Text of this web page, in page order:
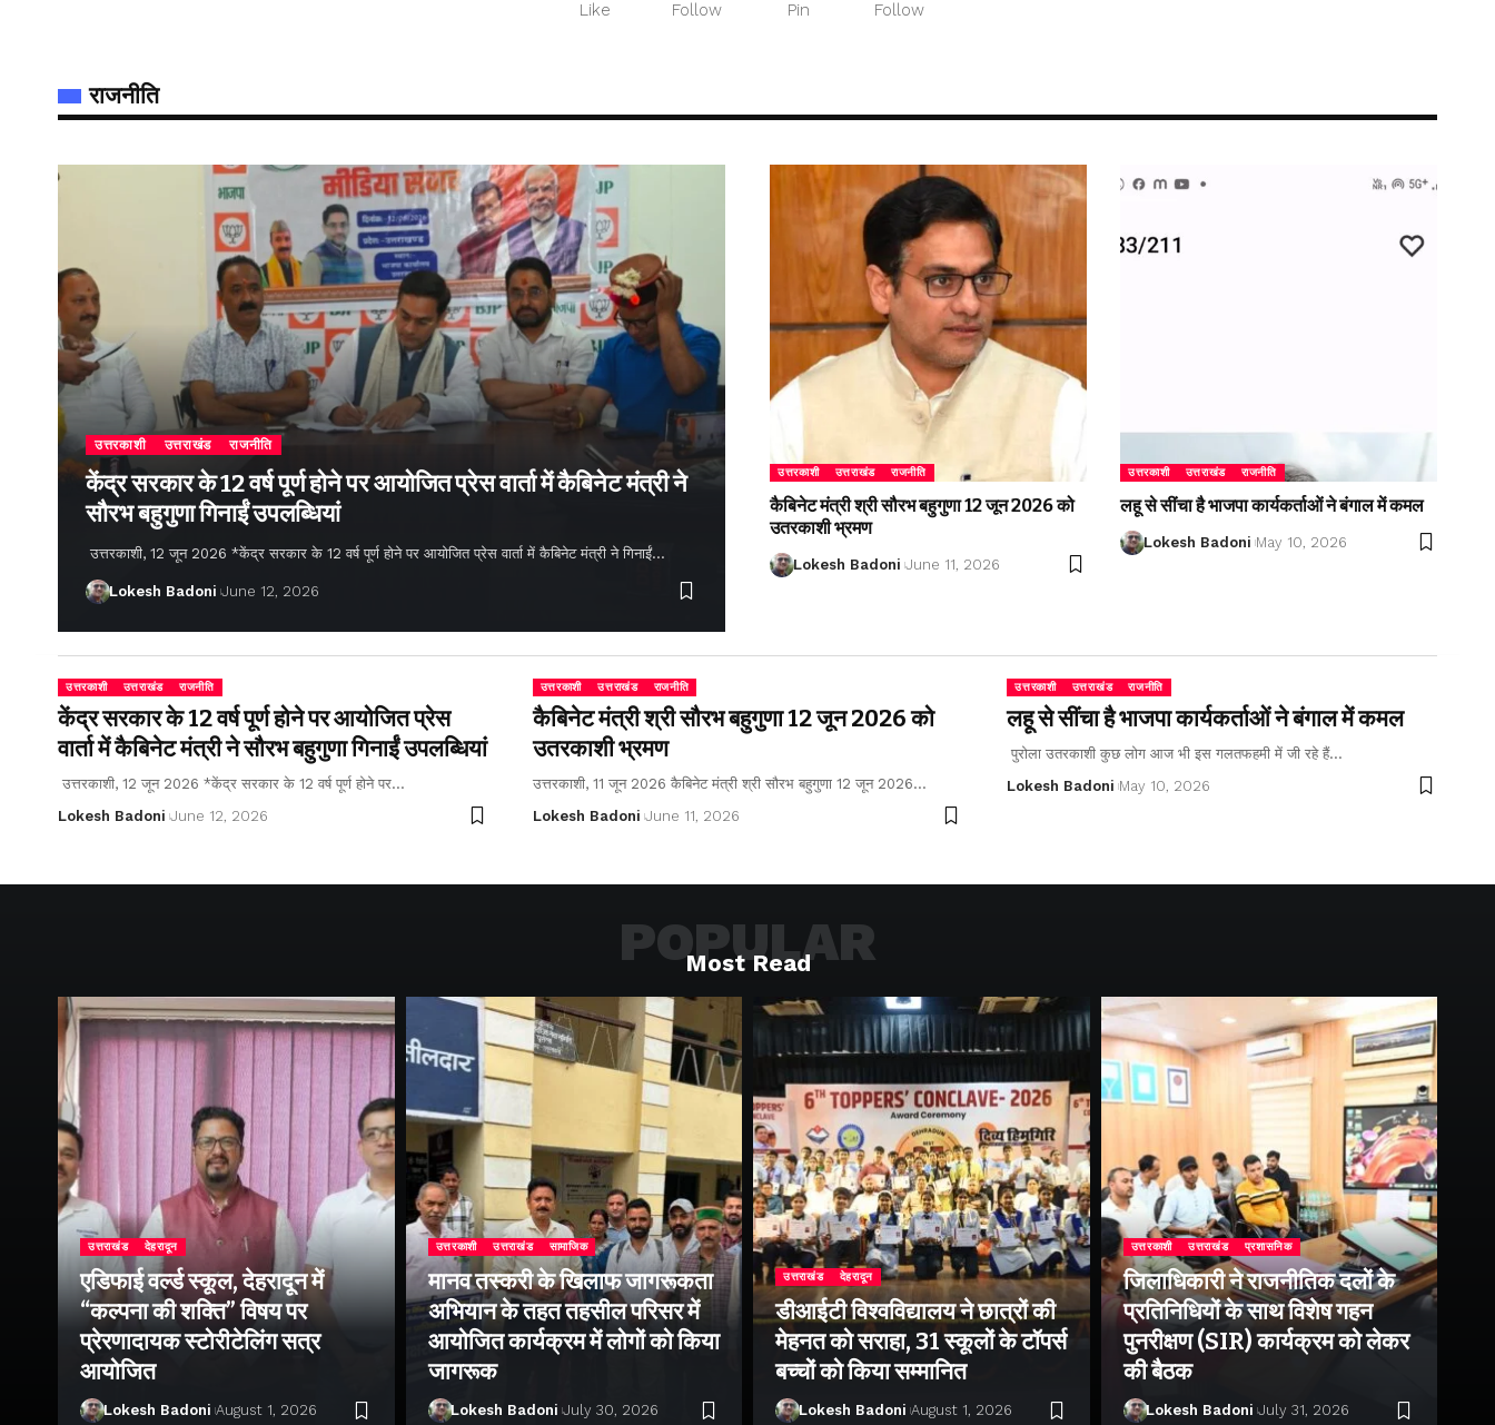
Like Follow Pin Follow
राजनीति
उत्तरकाशी उत्तराखंड राजनीति
केंद्र सरकार के 12 वर्ष पूर्ण होने पर आयोजित प्रेस वार्ता में कैबिनेट मंत्री ने
सौरभ बहुगुणा गिनाईं उपलब्धियां
उत्तरकाशी, 12 जून 2026 *केंद्र सरकार के 12 वर्ष पूर्ण होने पर आयोजित प्रेस वार्ता में कैबिनेट मंत्री ने गिनाईं…
Lokesh Badoni June 12, 2026
उत्तरकाशी उत्तराखंड राजनीति
कैबिनेट मंत्री श्री सौरभ बहुगुणा 12 जून 2026 को
उतरकाशी भ्रमण
Lokesh Badoni June 11, 2026
उत्तरकाशी उत्तराखंड राजनीति
लहू से सींचा है भाजपा कार्यकर्ताओं ने बंगाल में कमल
Lokesh Badoni May 10, 2026
उत्तरकाशी उत्तराखंड राजनीति
केंद्र सरकार के 12 वर्ष पूर्ण होने पर आयोजित प्रेस
वार्ता में कैबिनेट मंत्री ने सौरभ बहुगुणा गिनाईं उपलब्धियां
उत्तरकाशी, 12 जून 2026 *केंद्र सरकार के 12 वर्ष पूर्ण होने पर…
Lokesh Badoni June 12, 2026
उत्तरकाशी उत्तराखंड राजनीति
कैबिनेट मंत्री श्री सौरभ बहुगुणा 12 जून 2026 को
उतरकाशी भ्रमण
उत्तरकाशी, 11 जून 2026 कैबिनेट मंत्री श्री सौरभ बहुगुणा 12 जून 2026…
Lokesh Badoni June 11, 2026
उत्तरकाशी उत्तराखंड राजनीति
लहू से सींचा है भाजपा कार्यकर्ताओं ने बंगाल में कमल
पुरोला उतरकाशी कुछ लोग आज भी इस गलतफहमी में जी रहे हैं…
Lokesh Badoni May 10, 2026
Most Read
POPULAR
उत्तराखंड देहरादून
एडिफाई वर्ल्ड स्कूल, देहरादून में
“कल्पना की शक्ति” विषय पर
प्रेरणादायक स्टोरीटेलिंग सत्र
आयोजित
Lokesh Badoni August 1, 2026
उत्तरकाशी उत्तराखंड सामाजिक
मानव तस्करी के खिलाफ जागरूकता
अभियान के तहत तहसील परिसर में
आयोजित कार्यक्रम में लोगों को किया
जागरूक
Lokesh Badoni July 30, 2026
उत्तराखंड देहरादून
डीआईटी विश्वविद्यालय ने छात्रों की
मेहनत को सराहा, 31 स्कूलों के टॉपर्स
बच्चों को किया सम्मानित
Lokesh Badoni August 1, 2026
उत्तरकाशी उत्तराखंड प्रशासनिक
जिलाधिकारी ने राजनीतिक दलों के
प्रतिनिधियों के साथ विशेष गहन
पुनरीक्षण (SIR) कार्यक्रम को लेकर
की बैठक
Lokesh Badoni July 31, 2026